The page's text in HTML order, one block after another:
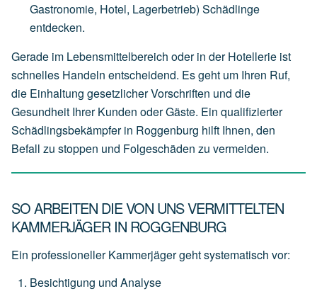
Gastronomie, Hotel, Lagerbetrieb) Schädlinge
entdecken.
Gerade im Lebensmittelbereich oder in der Hotellerie ist
schnelles Handeln entscheidend. Es geht um Ihren Ruf,
die Einhaltung gesetzlicher Vorschriften und die
Gesundheit Ihrer Kunden oder Gäste. Ein qualifizierter
Schädlingsbekämpfer in Roggenburg hilft Ihnen, den
Befall zu stoppen und Folgeschäden zu vermeiden.
SO ARBEITEN DIE VON UNS VERMITTELTEN
KAMMERJÄGER IN ROGGENBURG
Ein professioneller Kammerjäger geht systematisch vor:
Besichtigung und Analyse